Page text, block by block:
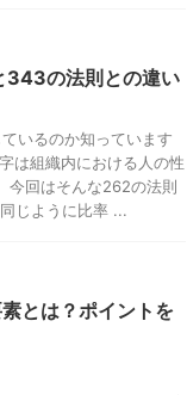
343の法則との違い
いるのか知っています
は組織内における人の性
今回はそんな262の法則
じように比率 ...
とは？ポイントを